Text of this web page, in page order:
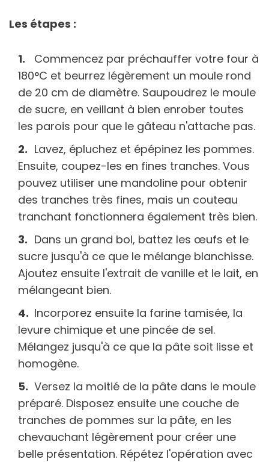
Les étapes :
Commencez par préchauffer votre four à
180°C et beurrez légèrement un moule rond
de 20 cm de diamètre. Saupoudrez le moule
de sucre, en veillant à bien enrober toutes
les parois pour que le gâteau n'attache pas.
Lavez, épluchez et épépinez les pommes.
Ensuite, coupez-les en fines tranches. Vous
pouvez utiliser une mandoline pour obtenir
des tranches très fines, mais un couteau
tranchant fonctionnera également très bien.
Dans un grand bol, battez les œufs et le
sucre jusqu'à ce que le mélange blanchisse.
Ajoutez ensuite l'extrait de vanille et le lait, en
mélangeant bien.
Incorporez ensuite la farine tamisée, la
levure chimique et une pincée de sel.
Mélangez jusqu'à ce que la pâte soit lisse et
homogène.
Versez la moitié de la pâte dans le moule
préparé. Disposez ensuite une couche de
tranches de pommes sur la pâte, en les
chevauchant légèrement pour créer une
belle présentation. Répétez l'opération avec